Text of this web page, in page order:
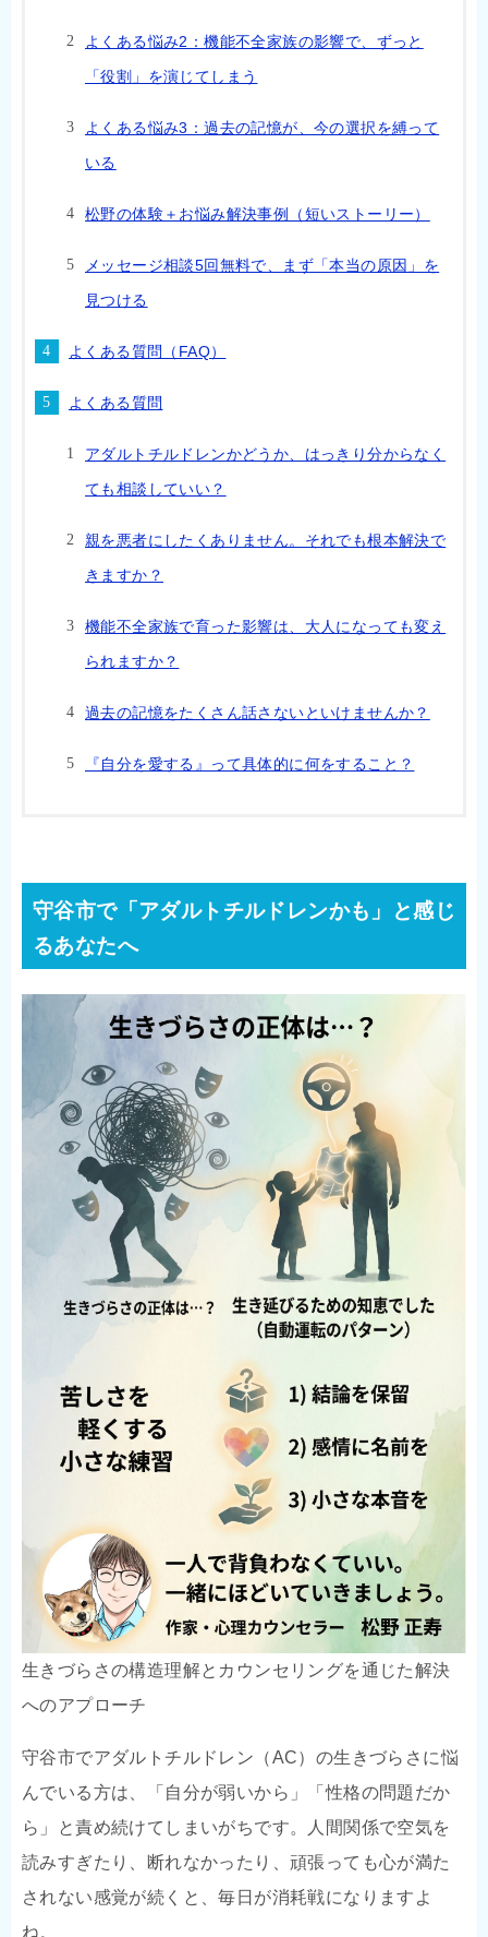
よくある悩み2：機能不全家族の影響で、ずっと
「役割」を演じてしまう
よくある悩み3：過去の記憶が、今の選択を縛って
いる
松野の体験＋お悩み解決事例（短いストーリー）
メッセージ相談5回無料で、まず「本当の原因」を
見つける
よくある質問（FAQ）
よくある質問
アダルトチルドレンかどうか、はっきり分からなく
ても相談していい？
親を悪者にしたくありません。それでも根本解決で
きますか？
機能不全家族で育った影響は、大人になっても変え
られますか？
過去の記憶をたくさん話さないといけませんか？
『自分を愛する』って具体的に何をすること？
守谷市で「アダルトチルドレンかも」と感じ
るあなたへ
生きづらさの構造理解とカウンセリングを通じた解決
へのアプローチ
守谷市でアダルトチルドレン（AC）の生きづらさに悩
んでいる方は、「自分が弱いから」「性格の問題だか
ら」と責め続けてしまいがちです。人間関係で空気を
読みすぎたり、断れなかったり、頑張っても心が満た
されない感覚が続くと、毎日が消耗戦になりますよ
ね。